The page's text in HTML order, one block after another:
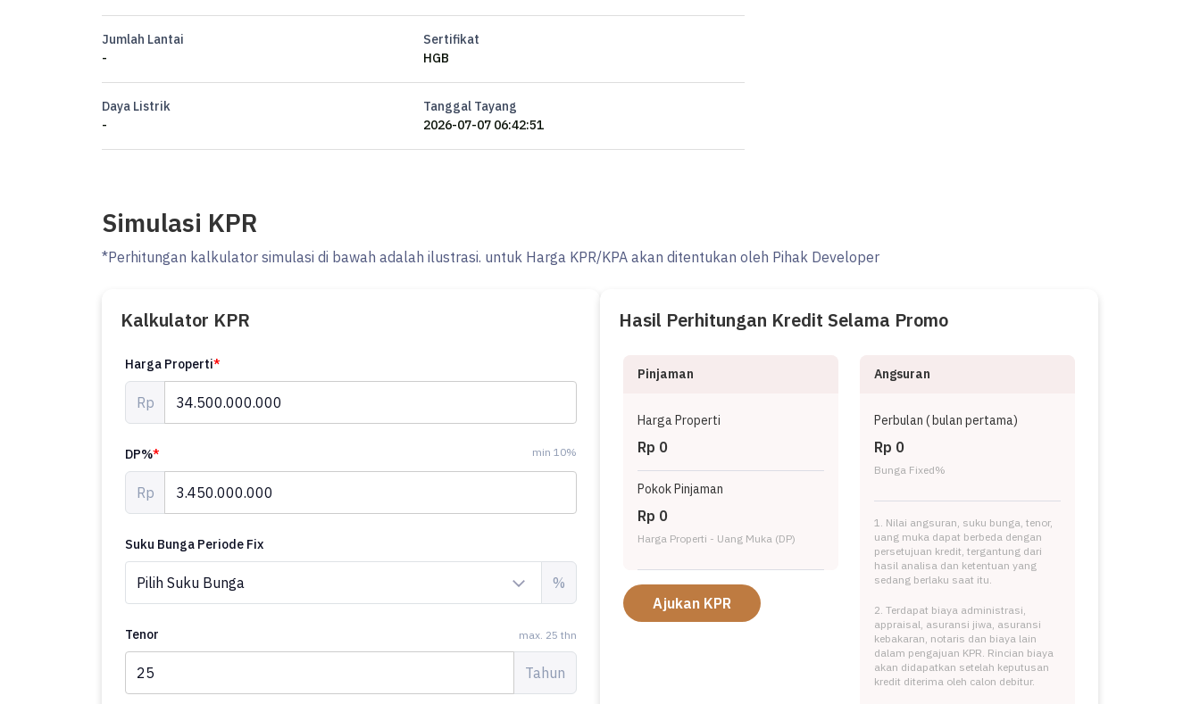
Jumlah Lantai
-
Sertifikat
HGB
Daya Listrik
-
Tanggal Tayang
2026-07-07 06:42:51
Simulasi KPR
*Perhitungan kalkulator simulasi di bawah adalah ilustrasi. untuk Harga KPR/KPA akan ditentukan oleh Pihak Developer
Kalkulator KPR
Harga Properti*
Rp
DP%* min 10%
Rp
Suku Bunga Periode Fix
%
Tenor max. 25 thn
Tahun
Hasil Perhitungan Kredit Selama Promo
Pinjaman
Harga Properti
Rp 0
Pokok Pinjaman
Rp 0
Harga Properti - Uang Muka (DP)
Ajukan KPR
Angsuran
Perbulan (bulan pertama)
Rp 0
Bunga Fixed%
1. Nilai angsuran, suku bunga, tenor,
uang muka dapat berbeda dengan
persetujuan kredit, tergantung dari
hasil analisa dan ketentuan yang
sedang berlaku saat itu.
2. Terdapat biaya administrasi,
appraisal, asuransi jiwa, asuransi
kebakaran, notaris dan biaya lain
dalam pengajuan KPR. Rincian biaya
akan didapatkan setelah keputusan
kredit diterima oleh calon debitur.